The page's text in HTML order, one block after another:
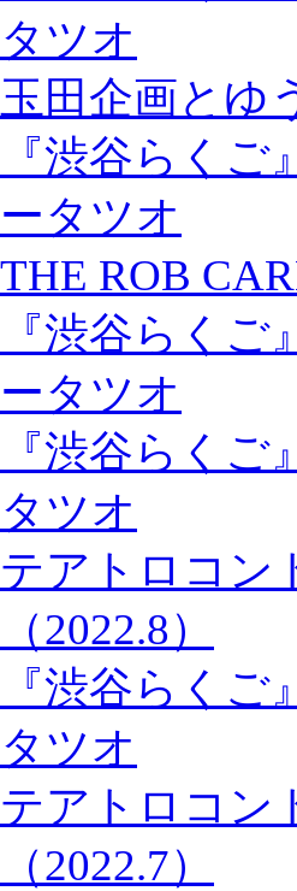
タツオ
玉田企画とゆ
『渋谷らく
ータツオ
THE ROB
『渋谷らく
ータツオ
『渋谷らく
タツオ
テアトロコン
（2022.8）
『渋谷らく
タツオ
テアトロコン
（2022.7）